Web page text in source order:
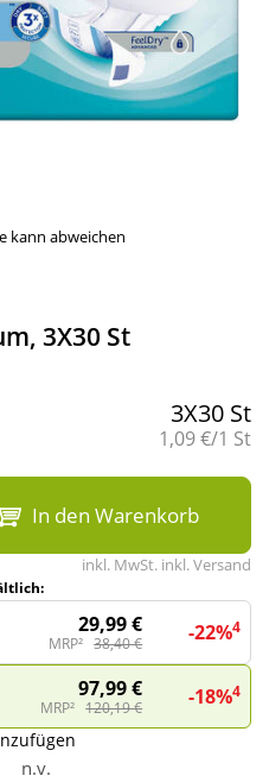
kann abweichen
3X30 St
3X30 St
Grundpreis:
1,09 €/1 St
In den Warenkorb
inkl. MwSt. inkl. Versand
29,99 €
MRP² 38,40 € -22%4
97,99 €
MRP² 120,19 € -18%4
n.v.